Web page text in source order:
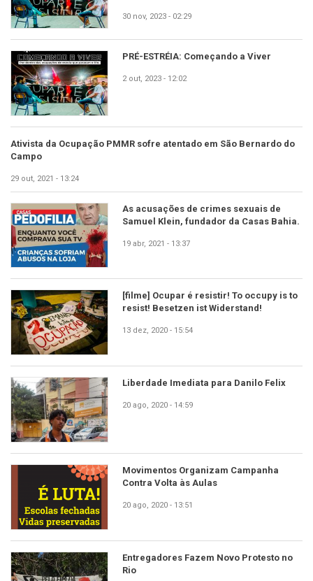
30 nov, 2023 - 02:29
PRÉ-ESTRÉIA: Começando a Viver
2 out, 2023 - 12:02
Ativista da Ocupação PMMR sofre atentado em São Bernardo do
Campo
29 out, 2021 - 13:24
As acusações de crimes sexuais de
Samuel Klein, fundador da Casas Bahia.
19 abr, 2021 - 13:37
[filme] Ocupar é resistir! To occupy is to
resist! Besetzen ist Widerstand!
13 dez, 2020 - 15:54
Liberdade Imediata para Danilo Felix
20 ago, 2020 - 14:59
Movimentos Organizam Campanha
Contra Volta às Aulas
20 ago, 2020 - 13:51
Entregadores Fazem Novo Protesto no
Rio